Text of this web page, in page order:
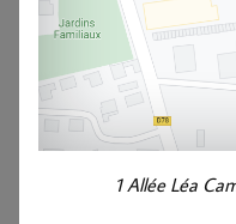
1 Allée Léa